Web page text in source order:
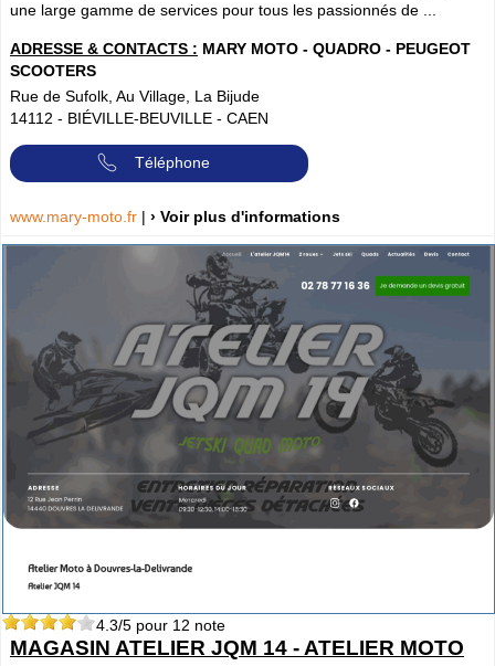
une large gamme de services pour tous les passionnés de ...
ADRESSE & CONTACTS : MARY MOTO - QUADRO - PEUGEOT
SCOOTERS
Rue de Sufolk, Au Village, La Bijude
14112 - BIÉVILLE-BEUVILLE - CAEN
Téléphone
www.mary-moto.fr | › Voir plus d'informations
4.3/5 pour 12 note
MAGASIN ATELIER JQM 14 - ATELIER MOTO